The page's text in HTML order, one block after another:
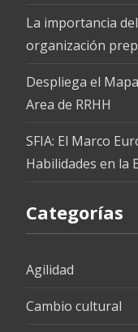
La importancia
organización
Despliega el
Area de RRHH
SFIA: El Marco
Habilidades en la
Categorías
Agilidad
Cambio cultural